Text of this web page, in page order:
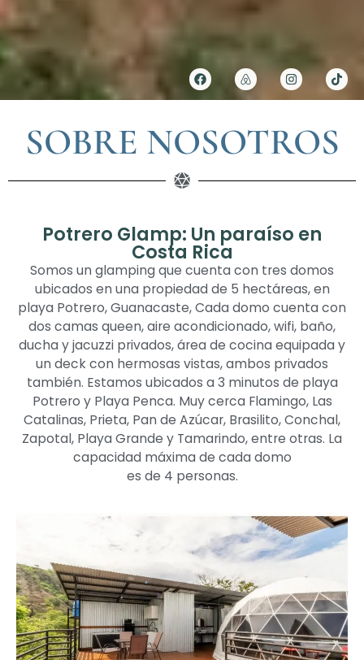
SOBRE NOSOTROS
Potrero Glamp: Un paraíso en
Costa Rica
Somos un glamping que cuenta con tres domos
ubicados en una propiedad de 5 hectáreas, en
playa Potrero, Guanacaste, Cada domo cuenta con
dos camas queen, aire acondicionado, wifi, baño,
ducha y jacuzzi privados, área de cocina equipada y
un deck con hermosas vistas, ambos privados
también. Estamos ubicados a 3 minutos de playa
Potrero y Playa Penca. Muy cerca Flamingo, Las
Catalinas, Prieta, Pan de Azúcar, Brasilito, Conchal,
Zapotal, Playa Grande y Tamarindo, entre otras. La
capacidad máxima de cada domo
es de 4 personas.